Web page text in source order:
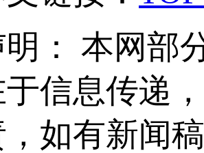
： 本网部
信息传递
如有新闻